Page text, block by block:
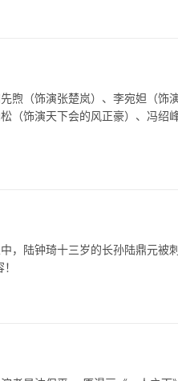
煦（饰演张楚岚）、李宛妲（饰
（饰演天下会的风正豪）、冯绍
，陆钟琦十三岁的长孙陆鼎元被